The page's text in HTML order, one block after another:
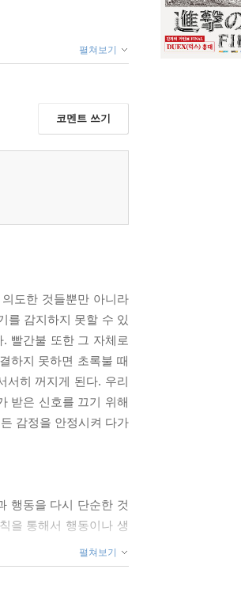
펼쳐보기
코멘트 쓰기
도한 것들뿐만 아니라
를 감지하지 못할 수 있
빨간불 또한 그 자체로
하지 못하면 초록불 때
서히 꺼지게 된다. 우리
받은 신호를 끄기 위해
감정을 안정시켜 다가
행동을 다시 단순한 것
을 통해서 행동이나 생
펼쳐보기